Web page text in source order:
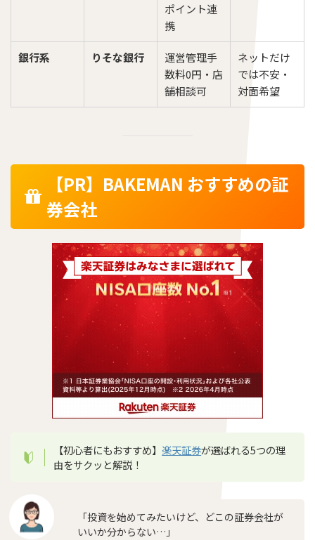
ポイント連
携
銀行系 りそな銀行
運営管理手
数料0円・店
舗相談可
ネットだけ
では不安・
対面希望
【PR】BAKEMAN おすすめの証
券会社
【初心者にもおすすめ】楽天証券が選ばれる5つの理
由をサクッと解説！
「投資を始めてみたいけど、どこの証券会社が
いいか分からない…」